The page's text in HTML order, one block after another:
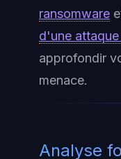
ransomware
d'une
approfondir
menace.
Analyse